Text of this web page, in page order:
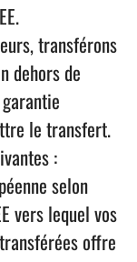
transférons
dehors de
le transfert.
:
selon
vers lequel vos
offre